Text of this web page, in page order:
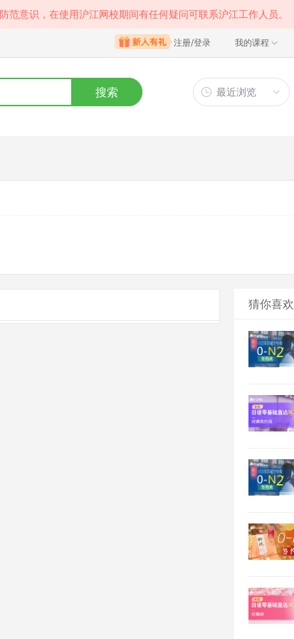
意识，在使用沪江网校期间有任何疑问可联系沪江工作人员。
注册/登录 我的课程
搜索 最近浏览
猜你喜欢